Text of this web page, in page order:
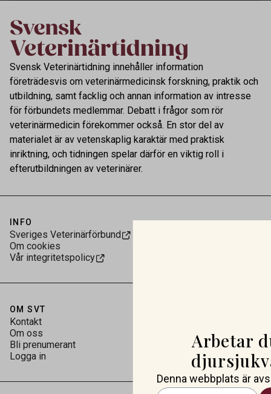
Svensk Veterinärtidning innehåller information
företrädesvis om veterinärmedicinsk forskning, praktik och
utbildning, samt facklig och annan information av intresse
för förbundets medlemmar. Debatt i frågor som rör
veterinärmedicin förekommer också. En stor del av
materialet är av vetenskaplig karaktär med praktisk
inriktning, och tidningen spelar därför en viktig roll i
efterutbildningen av veterinärer.
INFO
Sveriges Veterinärförbund
Om cookies
Vår integritetspolicy
OM SVT
Kontakt
Om oss
Bli prenumerant
Logga in
Arbetar
Denna webbplats är